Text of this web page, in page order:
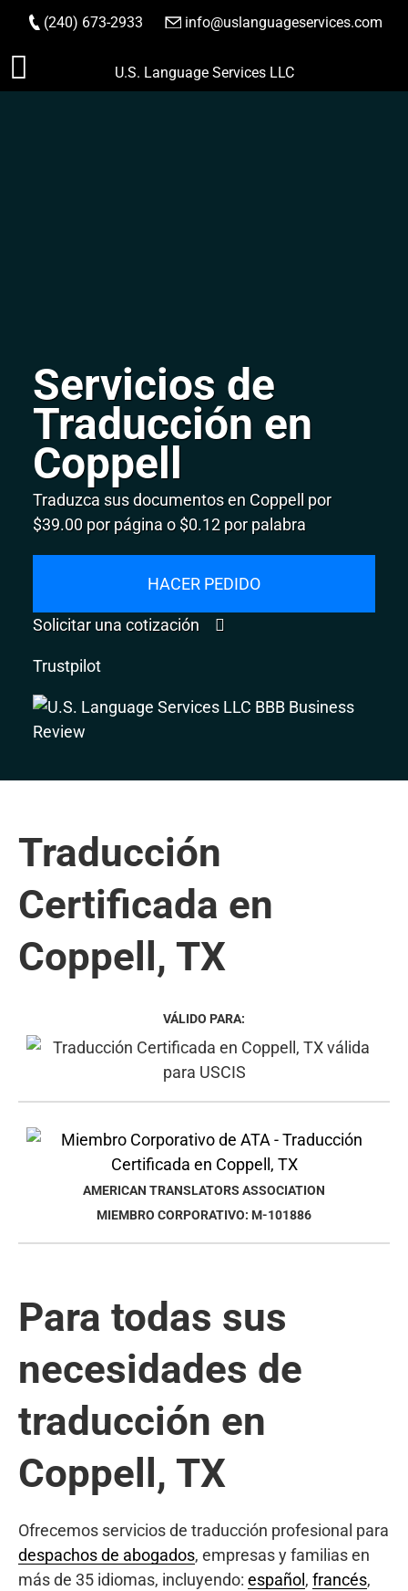
Saltar
(240) 673-2933 info@uslanguageservices.com
HACER PEDIDO
U.S. Language Services LLC
Servicios de
Traducción en
Coppell
Traduzca sus documentos en Coppell por
$39.00 por página o $0.12 por palabra
HACER PEDIDO
Solicitar una cotización
Trustpilot
Traducción
Certificada en
Coppell, TX
VÁLIDO PARA:
AMERICAN TRANSLATORS ASSOCIATION
MIEMBRO CORPORATIVO: M-101886
Para todas sus
necesidades de
traducción en
Coppell, TX
Ofrecemos servicios de traducción profesional para
despachos de abogados, empresas y familias en
más de 35 idiomas, incluyendo: español , francés,